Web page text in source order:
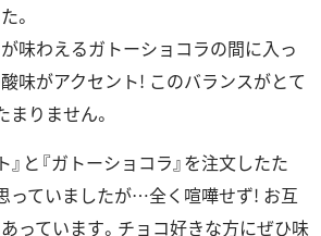
。
味わえるガトーショコラの間に入っ
味がアクセント! このバランスがとて
まりません。
』と『ガトーショコラ』を注文したた
っていましたが…全く喧嘩せず! お互
っています。チョコ好きな方にぜひ味